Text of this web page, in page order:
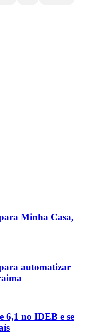
Minha Casa,
automatizar
6,1 no IDEB e se